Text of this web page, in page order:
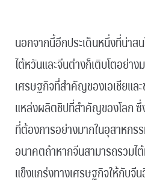
นอกจากนี้อีกประเด็นหนึ่งที่น่าส
ไต้หวันและจีนต่างก็เติบโตอย่าง
เศรษฐกิจที่สำคัญของเอเชียแล
แหล่งผลิตชิปที่สำคัญของโลก
ที่ต้องการอย่างมากในอุสาหกร
อนาคตถ้าหากจีนสามารถรวมไ
แข็งแกร่งทางเศรษฐกิจให้กับจี